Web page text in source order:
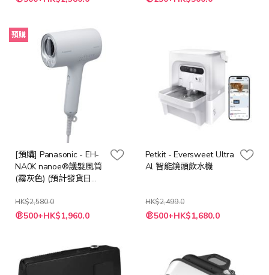
殊
殊
預購
[預購] Panasonic - EH-
NA0K nanoe®護髮風筒
(霧灰色) (預計發貨日期:
HK$2,580.0
特
殊 500+HK$1,960.0
Petkit - Eversweet Ultra
Al 智能鏡頭飲水機
HK$2,499.0
特
殊 500+HK$1,680.0